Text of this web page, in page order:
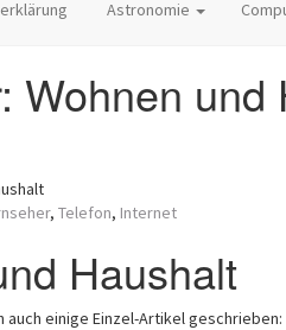
Astronomie
Wohnen und
, Telefon, Internet
Haushalt
auch einige Einzel-Artikel geschrieben: